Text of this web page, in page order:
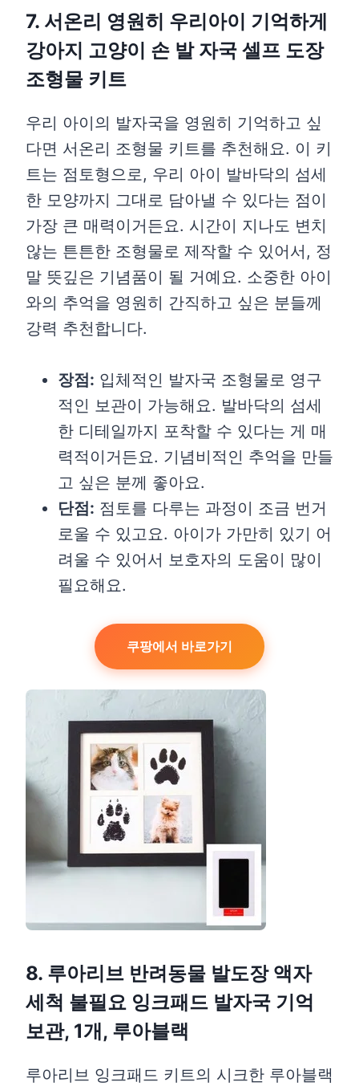
7. 서온리 영원히 우리아이 기억하게
강아지 고양이 손 발 자국 셀프 도장
조형물 키트
우리 아이의 발자국을 영원히 기억하고 싶
다면 서온리 조형물 키트를 추천해요. 이 키
트는 점토형으로, 우리 아이 발바닥의 섬세
한 모양까지 그대로 담아낼 수 있다는 점이
가장 큰 매력이거든요. 시간이 지나도 변치
않는 튼튼한 조형물로 제작할 수 있어서, 정
말 뜻깊은 기념품이 될 거예요. 소중한 아이
와의 추억을 영원히 간직하고 싶은 분들께
강력 추천합니다.
장점: 입체적인 발자국 조형물로 영구
적인 보관이 가능해요. 발바닥의 섬세
한 디테일까지 포착할 수 있다는 게 매
력적이거든요. 기념비적인 추억을 만들
고 싶은 분께 좋아요.
단점: 점토를 다루는 과정이 조금 번거
로울 수 있고요. 아이가 가만히 있기 어
려울 수 있어서 보호자의 도움이 많이
필요해요.
쿠팡에서 바로가기
8. 루아리브 반려동물 발도장 액자
세척 불필요 잉크패드 발자국 기억
보관, 1개, 루아블랙
루아리브 잉크패드 키트의 시크한 루아블랙